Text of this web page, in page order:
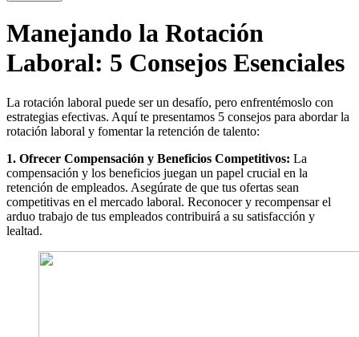
Manejando la Rotación
Laboral: 5 Consejos Esenciales
La rotación laboral puede ser un desafío, pero enfrentémoslo con
estrategias efectivas. Aquí te presentamos 5 consejos para abordar la
rotación laboral y fomentar la retención de talento:
1. Ofrecer Compensación y Beneficios Competitivos: La
compensación y los beneficios juegan un papel crucial en la
retención de empleados. Asegúrate de que tus ofertas sean
competitivas en el mercado laboral. Reconocer y recompensar el
arduo trabajo de tus empleados contribuirá a su satisfacción y
lealtad.